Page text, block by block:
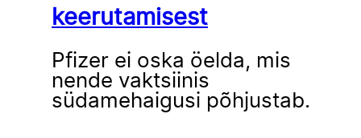
keerutamisest
Pfizer ei oska öelda, mis
nende vaktsiinis
südamehaigusi põhjustab.